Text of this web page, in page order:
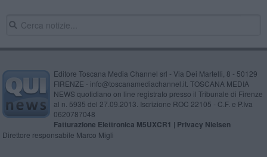
Editore Toscana Media Channel srl - Via Dei Martelli, 8 - 50129
FIRENZE - info@toscanamediachannel.it. TOSCANA MEDIA
NEWS quotidiano on line registrato presso il Tribunale di Firenze
al n. 5935 del 27.09.2013. Iscrizione ROC 22105 - C.F. e P.Iva
0620787048
Fatturazione Elettronica M5UXCR1 | Privacy Nielsen
Direttore responsabile Marco Migli